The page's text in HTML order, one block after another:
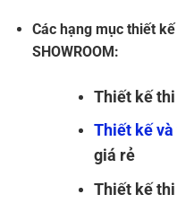
Các hạng mục thiết
SHOWROOM:
Thiết kế
Thiết kế
giá rẻ
Thiết kế